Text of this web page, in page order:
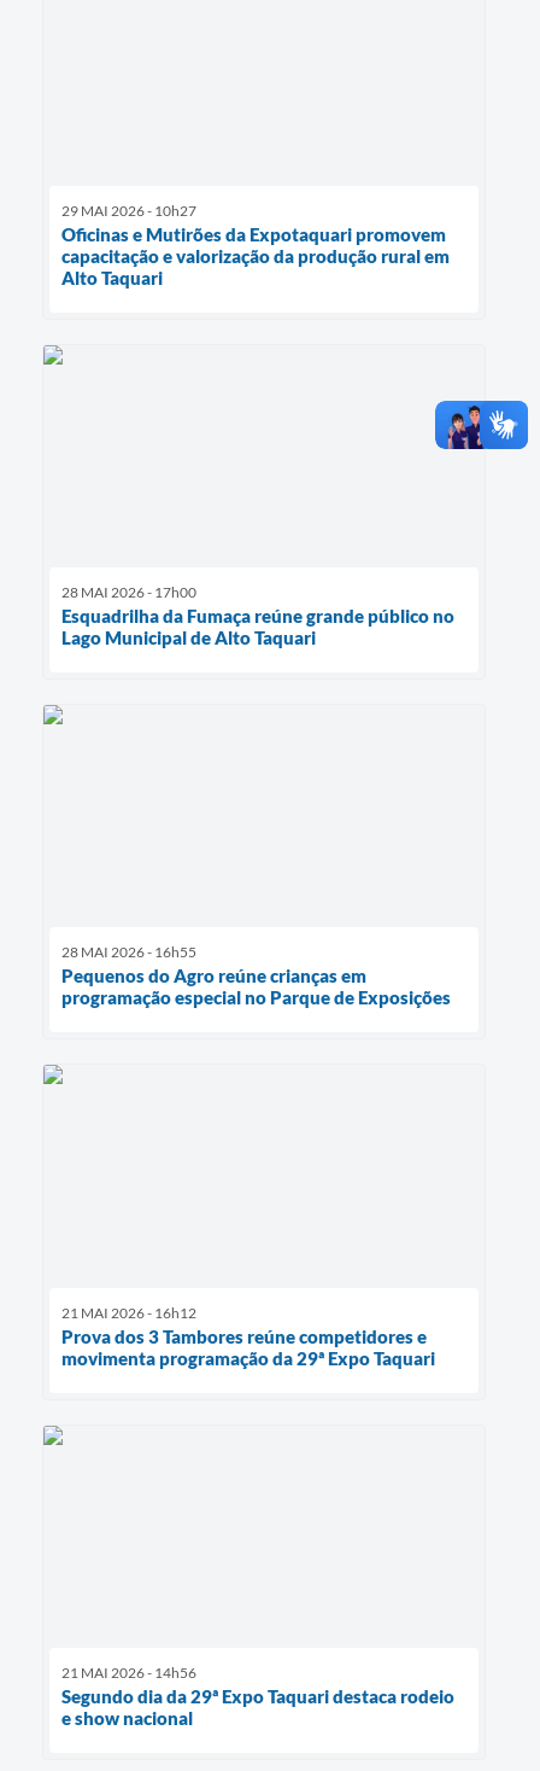
29 MAI 2026 - 10h27
Oficinas e Mutirões da Expotaquari promovem
capacitação e valorização da produção rural em
Alto Taquari
28 MAI 2026 - 17h00
Esquadrilha da Fumaça reúne grande público no
Lago Municipal de Alto Taquari
28 MAI 2026 - 16h55
Pequenos do Agro reúne crianças em
programação especial no Parque de Exposições
21 MAI 2026 - 16h12
Prova dos 3 Tambores reúne competidores e
movimenta programação da 29ª Expo Taquari
21 MAI 2026 - 14h56
Segundo dia da 29ª Expo Taquari destaca rodeio
e show nacional